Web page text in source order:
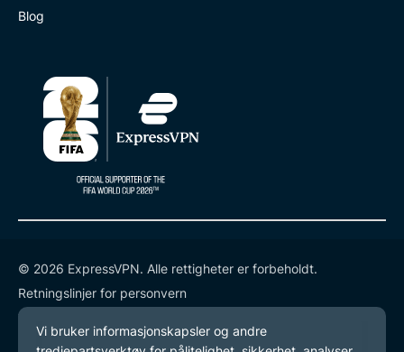
Blog
© 2026 ExpressVPN. Alle rettigheter er forbeholdt.
Retningslinjer for personvern
Tjenestevilkår
endre preferansene dine